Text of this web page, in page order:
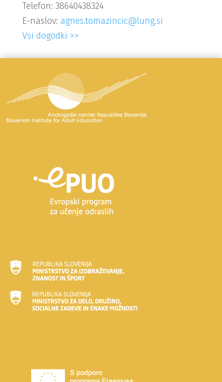
Telefon: 38640438324
E-naslov: agnes.tomazincic@lung.si
Vsi dogodki >>